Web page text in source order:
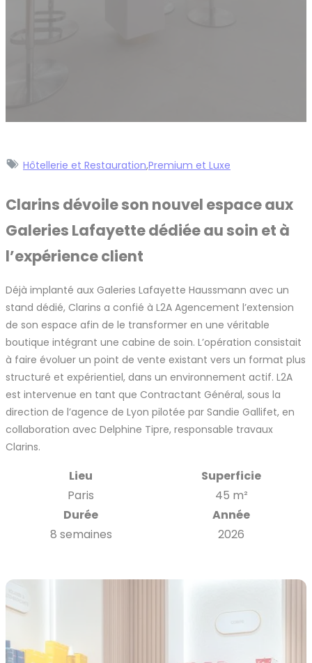
Hôtellerie et Restauration,Premium et Luxe
Clarins dévoile son nouvel espace aux
Galeries Lafayette dédiée au soin et à
l’expérience client
Déjà implanté aux Galeries Lafayette Haussmann avec un
stand dédié, Clarins a confié à L2A Agencement l’extension
de son espace afin de le transformer en une véritable
boutique intégrant une cabine de soin. L’opération consistait
à faire évoluer un point de vente existant vers un format plus
structuré et expérientiel, dans un environnement actif. L2A
est intervenue en tant que Contractant Général, sous la
direction de l’agence de Lyon pilotée par Sandie Gallifet, en
collaboration avec Delphine Tipre, responsable travaux
Clarins.
Lieu
Paris
Superficie
45 m²
Durée
8 semaines
Année
2026